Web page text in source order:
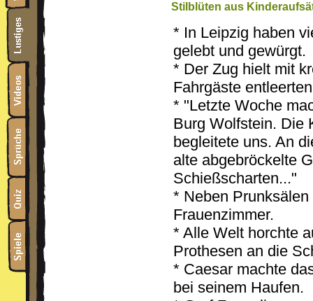
Stilblüten aus
* In Leipzig haben
gelebt und gewürgt.
* Der Zug hielt mit
Fahrgäste
* "Letzte Woche
Burg Wolfstein. Die
begleitete uns. An
alte abgebröckelte
Schießscharten..."
* Neben
Frauenzimmer.
* Alle Welt horchte
Prothesen an die
* Caesar machte
bei seinem Haufen.